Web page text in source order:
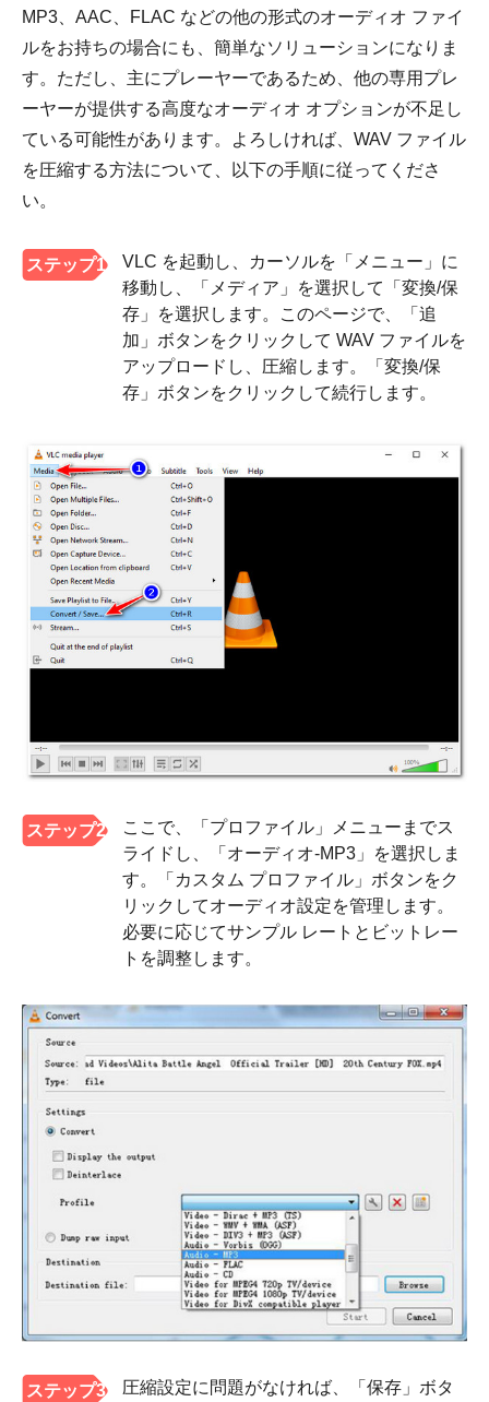
MP3、AAC、FLAC などの他の形式のオーディオ ファイ
ルをお持ちの場合にも、簡単なソリューションになりま
す。ただし、主にプレーヤーであるため、他の専用プレ
ーヤーが提供する高度なオーディオ オプションが不足し
ている可能性があります。よろしければ、WAV ファイル
を圧縮する方法について、以下の手順に従ってくださ
い。
ステップ1
VLC を起動し、カーソルを「メニュー」に
移動し、「メディア」を選択して「変換/保
存」を選択します。このページで、「追
加」ボタンをクリックして WAV ファイルを
アップロードし、圧縮します。「変換/保
存」ボタンをクリックして続行します。
ステップ2
ここで、「プロファイル」メニューまでス
ライドし、「オーディオ-MP3」を選択しま
す。「カスタム プロファイル」ボタンをク
リックしてオーディオ設定を管理します。
必要に応じてサンプル レートとビットレー
トを調整します。
ステップ3
圧縮設定に問題がなければ、「保存」ボタ